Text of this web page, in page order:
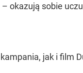
okazują sobie
jak i film